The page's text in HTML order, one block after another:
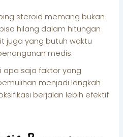
steroid memang bukan
hilang dalam hitungan
juga yang butuh waktu
medis.
apa saja faktor yang
menjadi langkah
berjalan lebih efektif